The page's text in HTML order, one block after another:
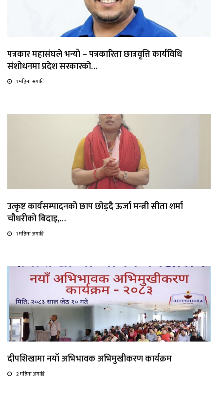
पत्रकार महासंघले भन्यो – पत्रकारिता छात्रवृत्ति कार्यविधि
संशोधनमा प्रदेश सरकारको…
1 महिना अगाडि
उत्कृष्ट कार्यसम्पादनको छाप छोड्दै ऊर्जा मन्त्री सीता शर्मा
चौधरीको बिदाइ,…
1 महिना अगाडि
दीपशिखामा नयाँ अभिभावक अभिमुखीकरण कार्यक्रम
2 महिना अगाडि